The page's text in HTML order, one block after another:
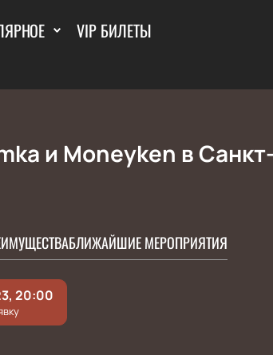
VIP БИЛЕТЫ
и Moneyken в
БЛИЖАЙШИЕ МЕРОПРИЯТИЯ